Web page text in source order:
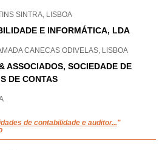
SINTRA, LISBOA
E INFORMÁTICA, LDA
CANECAS ODIVELAS, LISBOA
ASSOCIADOS, SOCIEDADE DE
DE CONTAS
de contabilidade e auditor..."